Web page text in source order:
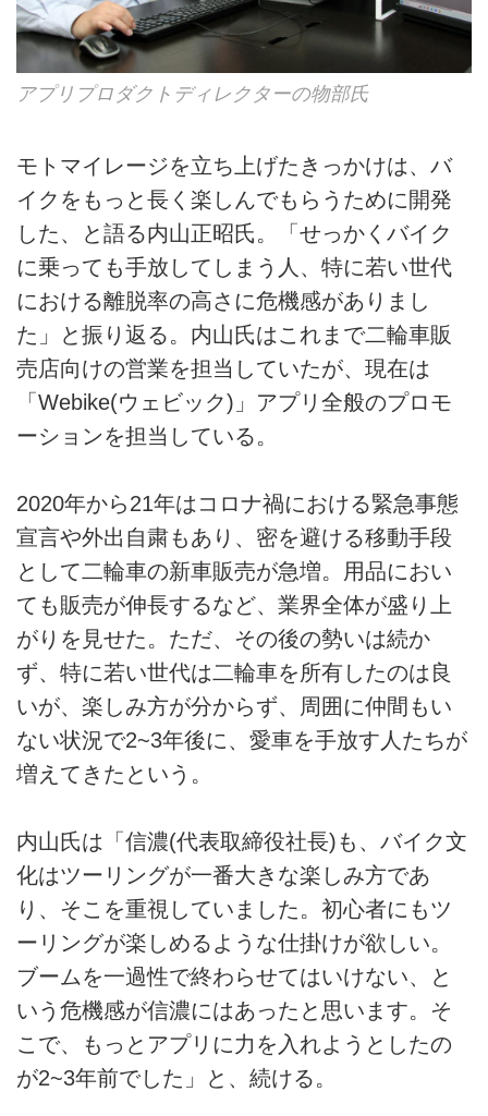
アプリプロダクトディレクターの物部氏
モトマイレージを立ち上げたきっかけは、バ
イクをもっと長く楽しんでもらうために開発
した、と語る内山正昭氏。「せっかくバイク
に乗っても手放してしまう人、特に若い世代
における離脱率の高さに危機感がありまし
た」と振り返る。内山氏はこれまで二輪車販
売店向けの営業を担当していたが、現在は
「Webike(ウェビック)」アプリ全般のプロモ
ーションを担当している。
2020年から21年はコロナ禍における緊急事態
宣言や外出自粛もあり、密を避ける移動手段
として二輪車の新車販売が急増。用品におい
ても販売が伸長するなど、業界全体が盛り上
がりを見せた。ただ、その後の勢いは続か
ず、特に若い世代は二輪車を所有したのは良
いが、楽しみ方が分からず、周囲に仲間もい
ない状況で2~3年後に、愛車を手放す人たちが
増えてきたという。
内山氏は「信濃(代表取締役社長)も、バイク文
化はツーリングが一番大きな楽しみ方であ
り、そこを重視していました。初心者にもツ
ーリングが楽しめるような仕掛けが欲しい。
ブームを一過性で終わらせてはいけない、と
いう危機感が信濃にはあったと思います。そ
こで、もっとアプリに力を入れようとしたの
が2~3年前でした」と、続ける。